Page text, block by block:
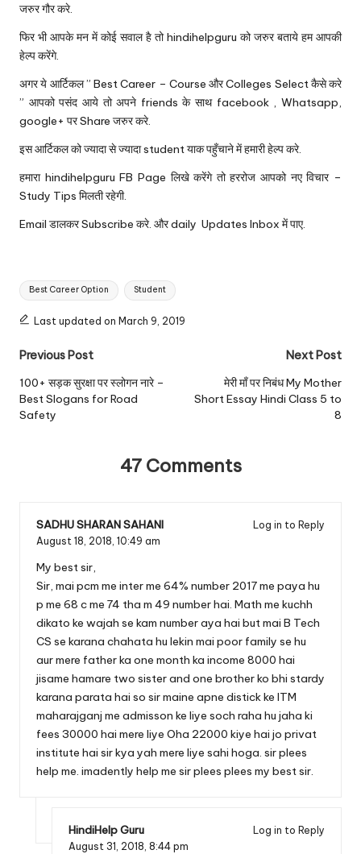
जरुर गौर करे.
फिर भी आपके मन में कोई सवाल है तो hindihelpguru को जरुर बताये हम आपकी
हेल्प करेंगे.
अगर ये आर्टिकल ” Best Career – Course और Colleges Select कैसे करे
” आपको पसंद आये तो अपने friends के साथ facebook , Whatsapp,
google+ पर Share जरुर करे.
इस आर्टिकल को ज्यादा से ज्यादा student याक पहुँचाने में हमारी हेल्प करे.
हमारा hindihelpguru FB Page लिखे करेंगे तो हररोज आपको नए विचार –
Study Tips मिलती रहेगी.
Email डालकर Subscribe करे. और daily Updates Inbox में पाए.
Tags:
Best Career Option Student
Last updated on March 9, 2019
Post
navigation
Previous Post
100+ सड़क सुरक्षा पर स्लोगन नारे –
Best Slogans for Road
Safety
Next Post
मेरी माँ पर निबंध My Mother
Short Essay Hindi Class 5 to
8
47 Comments
SADHU SHARAN SAHANI
Log in to Reply
August 18, 2018, 10:49 am
My best sir,
Sir, mai pcm me inter me 64% number 2017 me paya hu
p me 68 c me 74 tha m 49 number hai. Math me kuchh
dikato ke wajah se kam number aya hai but mai B Tech
CS se karana chahata hu lekin mai poor family se hu
aur mere father ka one month ka income 8000 hai
jisame hamare two sister and one brother ko bhi stardy
karana parata hai so sir maine apne distick ke ITM
maharajganj me admisson ke liye soch raha hu jaha ki
fees 30000 hai mere liye Oha 22000 kiye hai jo privat
institute hai sir kya yah mere liye sahi hoga. sir plees
help me. imadently help me sir plees plees my best sir.
HindiHelp Guru
Log in to Reply
August 31, 2018, 8:44 pm